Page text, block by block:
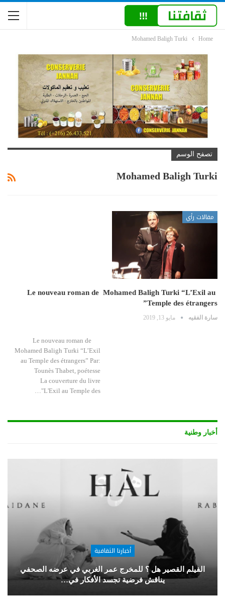
Home
Mohamed Baligh Turki
تصفح الوسم
Mohamed Baligh Turki
مقالات رأي
Le nouveau roman de Mohamed Baligh Turki “L’Exil au
Temple des étrangers”
سارة الفقيه مايو 13, 2019
Le nouveau roman de
Mohamed Baligh Turki “L’Exil
au Temple des étrangers” Par:
Tounès Thabet, poétesse
La couverture du livre
"L'Exil au Temple des…
أخبار وطنية
أخبارنا الثقافية
الفيلم القصير هل ؟ للمخرج عمر الغربي في عرضه الصحفي
يناقش فرضية تجسد الأفكار في…